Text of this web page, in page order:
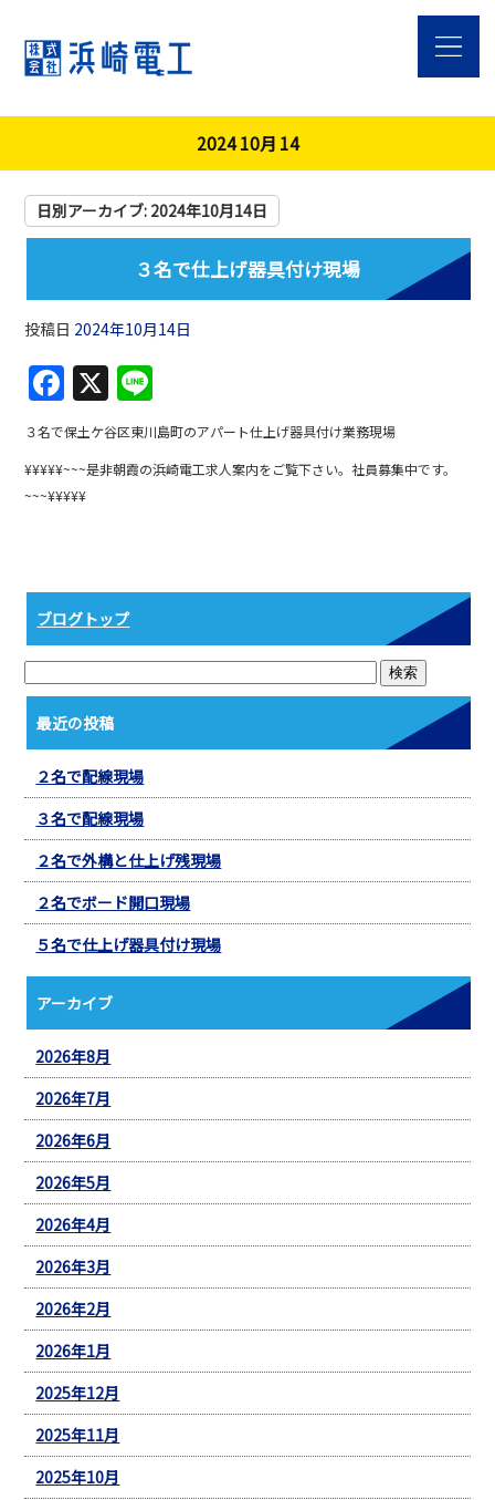
2024 10月 14
日別アーカイブ: 2024年10月14日
３名で仕上げ器具付け現場
投稿日 2024年10月14日
F
a
c
e
o
k
X
n
e
３名で保土ケ谷区東川島町のアパート仕上げ器具付け業務現場
¥¥¥¥¥~~~是非朝霞の浜崎電工求人案内をご覧下さい。社員募集中です。
~~~¥¥¥¥¥
ブログトップ
最近の投稿
２名で配線現場
３名で配線現場
２名で外構と仕上げ残現場
２名でボード開口現場
５名で仕上げ器具付け現場
アーカイブ
2026年8月
2026年7月
2026年6月
2026年5月
2026年4月
2026年3月
2026年2月
2026年1月
2025年12月
2025年11月
2025年10月